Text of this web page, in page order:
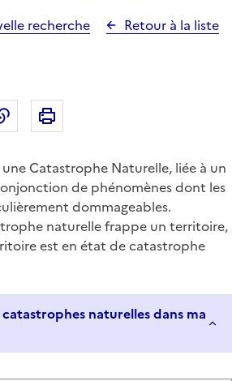
recherche
Retour à la liste
Facebook
par email
Copier dans le presse-papier
Catastrophe Naturelle, liée à un
de phénomènes dont les
dommageables.
naturelle frappe un territoire,
est en état de catastrophe
naturelles dans ma